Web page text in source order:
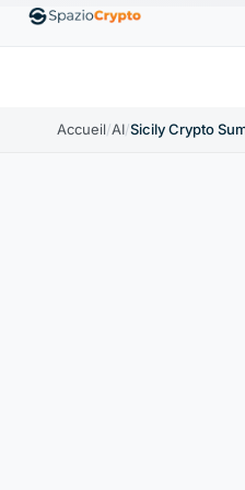
EthereumETH1 880,58 $US
Accueil/AI/Sicily Crypto